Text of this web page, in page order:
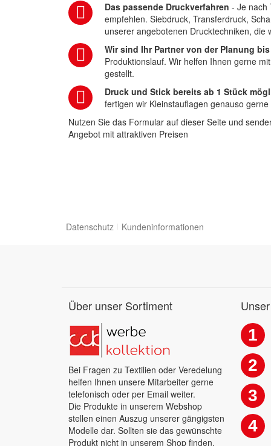
Das passende Druckverfahren - Je nach
empfehlen. Siebdruck, Transferdruck,
unserer angebotenen Drucktechniken,
Wir sind Ihr Partner von der Planung
Produktionslauf. Wir helfen Ihnen gerne
gestellt.
Druck und Stick bereits ab 1 Stück
fertigen wir Kleinstauflagen genauso
Nutzen Sie das Formular auf dieser Seite und
Angebot mit attraktiven Preisen
Datenschutz Kundeninformationen
Über unser Sortiment
Bei Fragen zu Textilien oder Veredelung
helfen Ihnen unsere Mitarbeiter gerne
telefonisch oder per Email weiter.
Die Produkte in unserem Webshop
stellen einen Auszug unserer gängigsten
Modelle dar. Sollten sie das gewünschte
Produkt nicht in unserem Shop finden,
1
2
3
4